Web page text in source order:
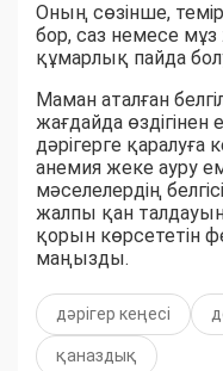
Оның сөзінше,
бор, саз немесе
құмарлық пайда
Маман аталған
жағдайда
дәрігерге
анемия жеке ауру
мәселелердің
жалпы қан
қорын көрсететін
маңызды.
дәрігер кеңесі
қаназдық